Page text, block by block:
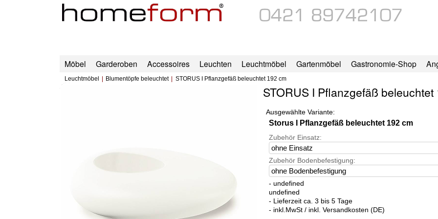
Möbel Garderoben Accessoires Leuchten Leuchtmöbel Gartenmöbel Gastronomie-Shop
Leuchtmöbel Blumentöpfe beleuchtet STORUS I Pflanzgefäß beleuchtet 192 cm
STORUS I Pflanzgefäß beleuchtet
Ausgewählte Variante:
Storus I Pflanzgefäß beleuchtet 192 cm
Zubehör Einsatz:
Zubehör Bodenbefestigung:
- undefined
undefined
- Lieferzeit ca. 3 bis 5 Tage
- inkl.MwSt / inkl. Versandkosten (DE)